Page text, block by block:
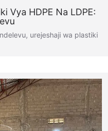
Vya HDPE Na LDPE:
urejeshaji wa plastiki